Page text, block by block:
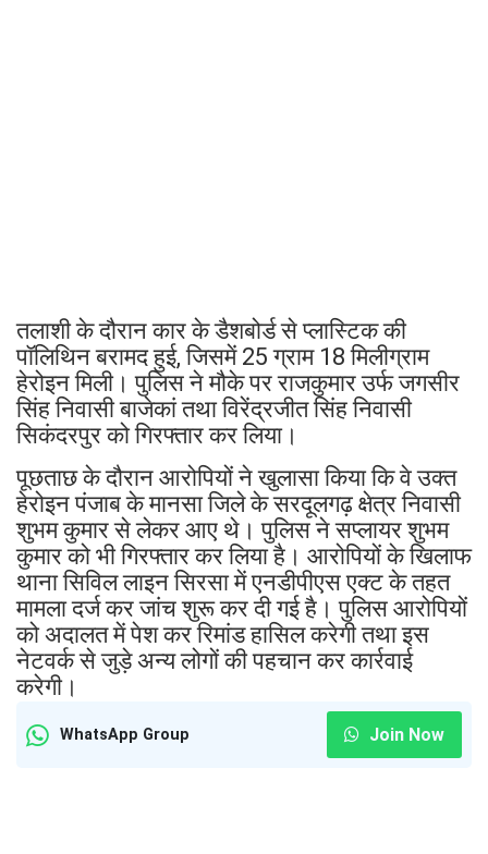
तलाशी के दौरान कार के डैशबोर्ड से प्लास्टिक की
पॉलिथिन बरामद हुई, जिसमें 25 ग्राम 18 मिलीग्राम
हेरोइन मिली। पुलिस ने मौके पर राजकुमार उर्फ जगसीर
सिंह निवासी बाजेकां तथा विरेंद्रजीत सिंह निवासी
सिकंदरपुर को गिरफ्तार कर लिया।
पूछताछ के दौरान आरोपियों ने खुलासा किया कि वे उक्त
हेरोइन पंजाब के मानसा जिले के सरदूलगढ़ क्षेत्र निवासी
शुभम कुमार से लेकर आए थे। पुलिस ने सप्लायर शुभम
कुमार को भी गिरफ्तार कर लिया है। आरोपियों के खिलाफ
थाना सिविल लाइन सिरसा में एनडीपीएस एक्ट के तहत
मामला दर्ज कर जांच शुरू कर दी गई है। पुलिस आरोपियों
को अदालत में पेश कर रिमांड हासिल करेगी तथा इस
नेटवर्क से जुड़े अन्य लोगों की पहचान कर कार्रवाई
करेगी।
WhatsApp Group Join Now